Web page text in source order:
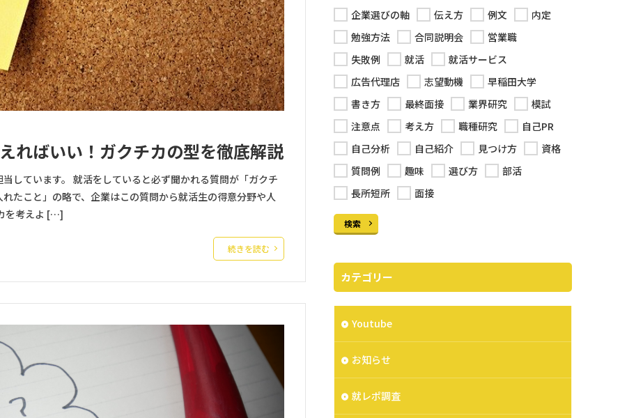
ればいい！ガクチカの型を徹底解説
しています。 就活をしていると必ず聞かれる質問が「ガクチ
たこと」の略で、企業はこの質問から就活生の得意分野や人
を考えよ […]
続きを読む
企業選びの軸
伝え方 例文
内定
勉強方法
合同説明会
営業職
失敗例
就活
就活サービス
広告代理店
志望動機
早稲田大学
書き方
最終面接 業界研究
模試
注意点
考え方 職種研究
自己PR
自己分析
自己紹介 見つけ方
資格
質問例
趣味 選び方
部活
長所短所
面接
検索
カテゴリー
Youtube
お知らせ
就レポ調査